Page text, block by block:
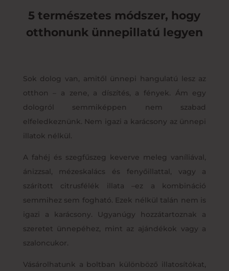
5 természetes módszer, hogy
otthonunk ünnepillatú legyen
Sok dolog van, amitől ünnepi hangulatú lesz az
otthon – a zene, a díszítés, a fények. Ám egy
dologról semmiképpen nem szabad
elfeledkeznünk. Nem igazi a karácsony az ünnepi
illatok nélkül.
A fahéj és szegfűszeg keverve meleg vaníliával,
ánizzsal, mézeskalács és fenyőillattal, vagy a
szárított citrusfélék illata –ez a kombináció
semmihez sem fogható. Ezek nélkül talán nem is
igazi a karácsony. Ugyanúgy hozzátartoznak a
szeretet ünnepéhez, mint az ajándékok vagy a
szaloncukor.
Vásárolhatunk a boltban különböző illatosítókat,